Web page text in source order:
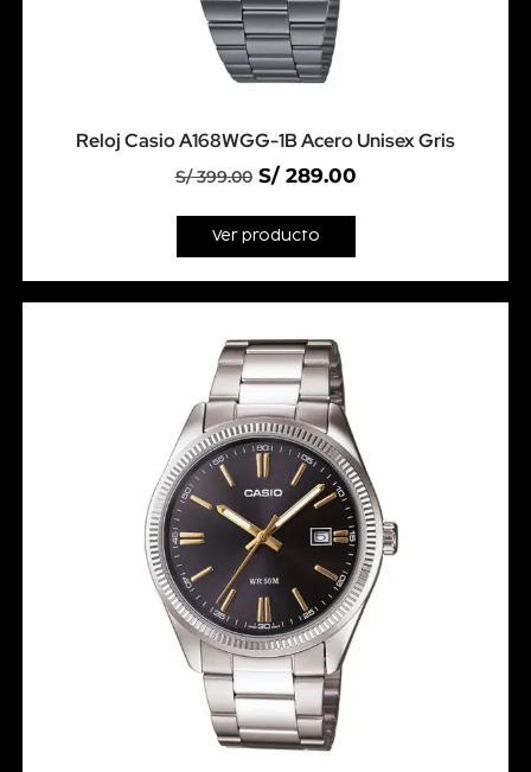
Reloj Casio A168WGG-1B Acero Unisex Gris
S/399.00 S/289.00
Ver producto